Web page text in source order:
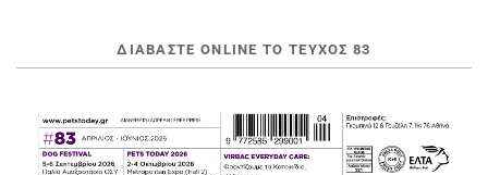
ΔΙΑΒΆΣΤΕ ONLINE ΤΟ ΤΕΎΧΟΣ 83